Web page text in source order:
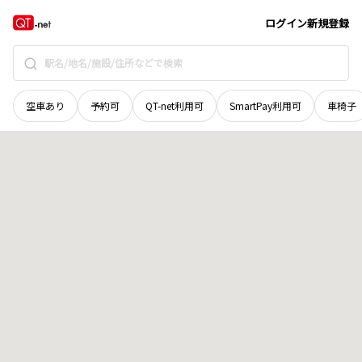
ログイン新規登録
空車あり 予約可 QT-net利用可 SmartPay利用可 車椅子
北海道